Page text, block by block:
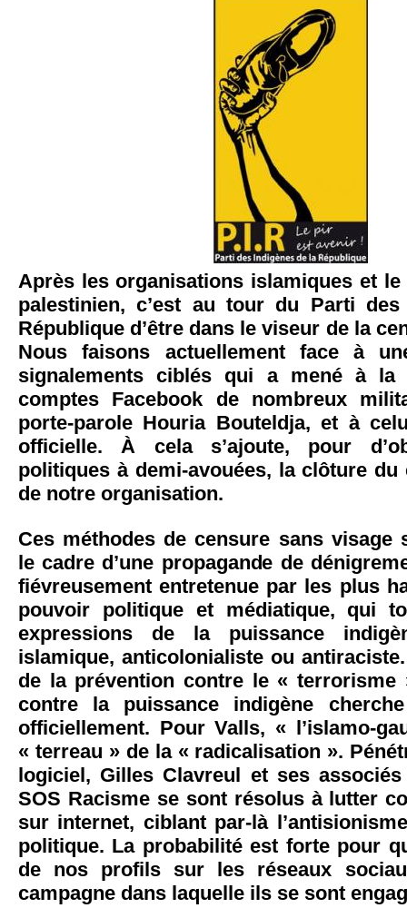
Après les organisations islamiques et le
palestinien, c’est au tour du Parti
République d’être dans le viseur de la
Nous faisons actuellement face à
signalements ciblés qui a mené à la
comptes Facebook de nombreux
porte-parole Houria Bouteldja, et à
officielle. À cela s’ajoute, pour
politiques à demi-avouées, la clôture du
de notre organisation.
Ces méthodes de censure sans visage
le cadre d’une propagande de
fiévreusement entretenue par les plus
pouvoir politique et médiatique, qui
expressions de la puissance
islamique, anticolonialiste ou
de la prévention contre le « terrorisme
contre la puissance indigène
officiellement. Pour Valls, « l’islamo-
« terreau » de la « radicalisation ».
logiciel, Gilles Clavreul et ses
SOS Racisme se sont résolus à lutter
sur internet, ciblant par-là
politique. La probabilité est forte pour
de nos profils sur les réseaux
campagne dans laquelle ils se sont